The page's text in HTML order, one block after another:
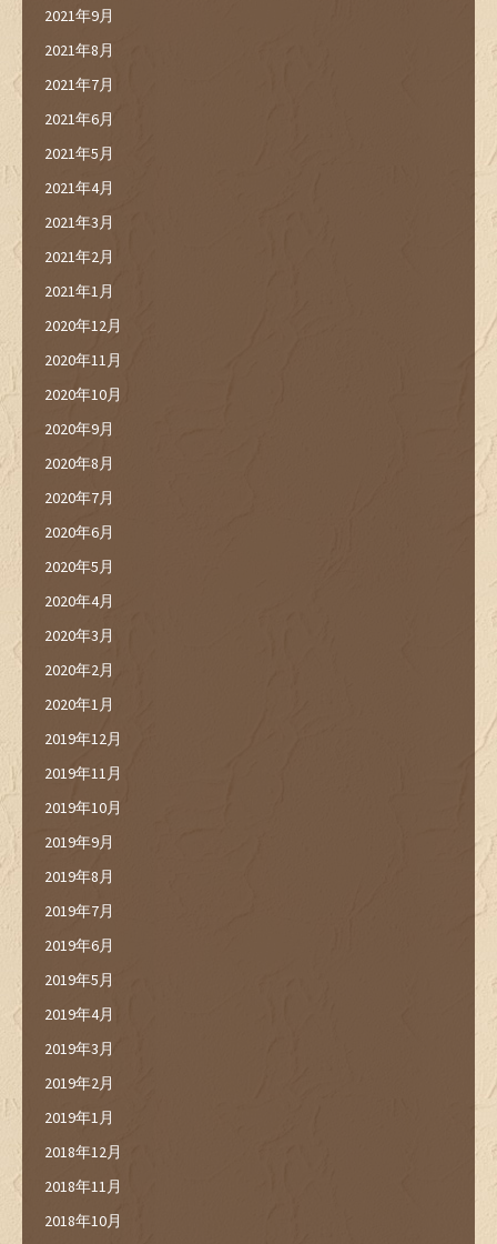
2021年9月
2021年8月
2021年7月
2021年6月
2021年5月
2021年4月
2021年3月
2021年2月
2021年1月
2020年12月
2020年11月
2020年10月
2020年9月
2020年8月
2020年7月
2020年6月
2020年5月
2020年4月
2020年3月
2020年2月
2020年1月
2019年12月
2019年11月
2019年10月
2019年9月
2019年8月
2019年7月
2019年6月
2019年5月
2019年4月
2019年3月
2019年2月
2019年1月
2018年12月
2018年11月
2018年10月